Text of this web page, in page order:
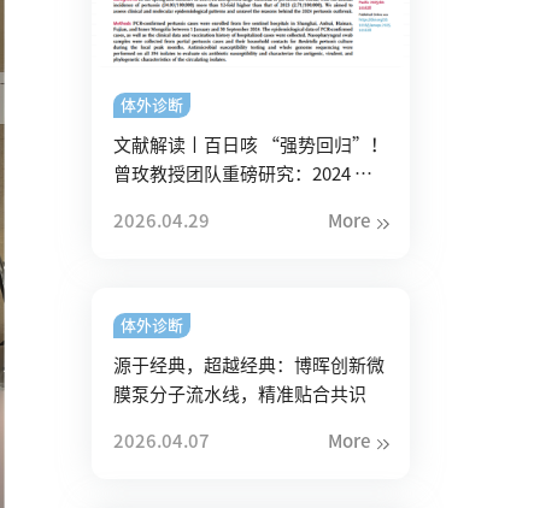
体外诊断
文献解读丨百日咳 “强势回归”！
曾玫教授团队重磅研究：2024 年
2026.04.29
More
体外诊断
源于经典，超越经典：博晖创新微
膜泵分子流水线，精准贴合共识
2026.04.07 More